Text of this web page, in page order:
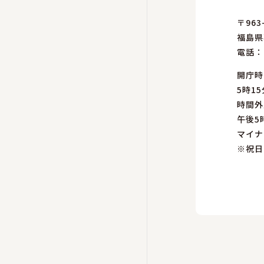
〒
福島
電話：
開庁
5時15
時間
午後5
マイ
※祝日